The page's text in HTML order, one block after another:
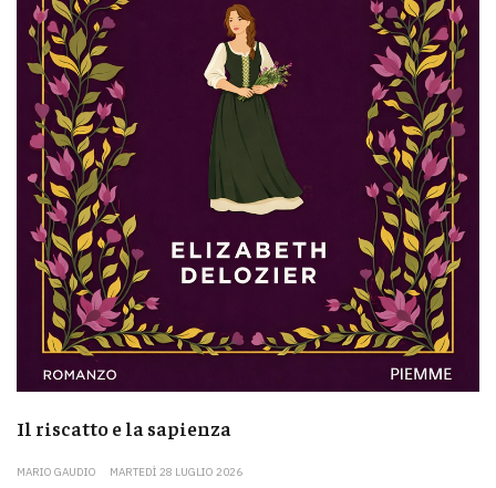
Il riscatto e la sapienza
MARIO GAUDIO MARTEDÌ 28 LUGLIO 2026